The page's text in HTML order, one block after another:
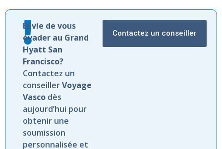
Envie de vous
évader au Grand
Hyatt San
Francisco?
Contactez un
conseillerVoyage
Vascodès
aujourd’hui pour
obtenir une
soumission
personnalisée et
Contactez un conseiller